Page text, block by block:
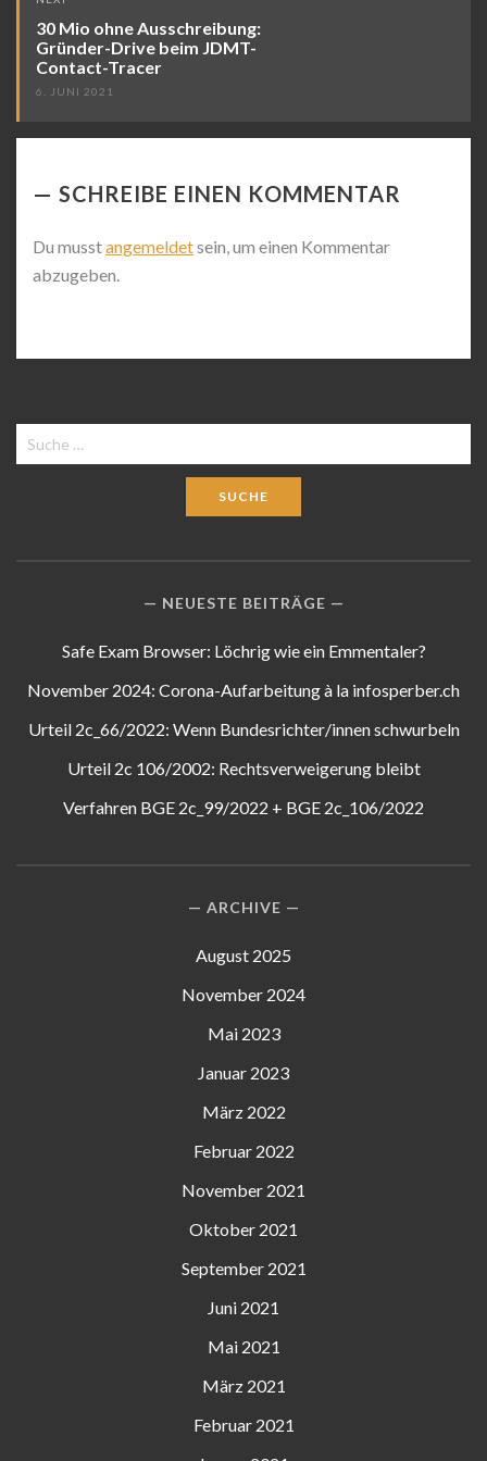
30 Mio ohne Ausschreibung:
Gründer-Drive beim JDMT-
Contact-Tracer
6. JUNI 2021
SCHREIBE EINEN KOMMENTAR
Du musstangemeldetsein, um einen Kommentar
abzugeben.
Suche
nach:
NEUESTE BEITRÄGE
Safe Exam Browser: Löchrig wie ein Emmentaler?
November 2024: Corona-Aufarbeitung à la infosperber.ch
Urteil 2c_66/2022: Wenn Bundesrichter/innen schwurbeln
Urteil 2c 106/2002: Rechtsverweigerung bleibt
Verfahren BGE 2c_99/2022 + BGE 2c_106/2022
ARCHIVE
August 2025
November 2024
Mai 2023
Januar 2023
März 2022
Februar 2022
November 2021
Oktober 2021
September 2021
Juni 2021
Mai 2021
März 2021
Februar 2021